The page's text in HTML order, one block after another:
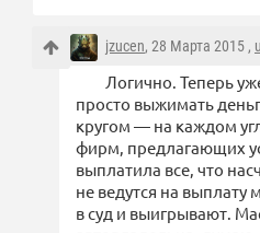
jzucen, 28 Марта 2015 ,
Логично. Теперь
просто выжимать
кругом — на каждом
фирм, предлагающих
выплатила все, что
не ведутся на
в суд и выигрывают.